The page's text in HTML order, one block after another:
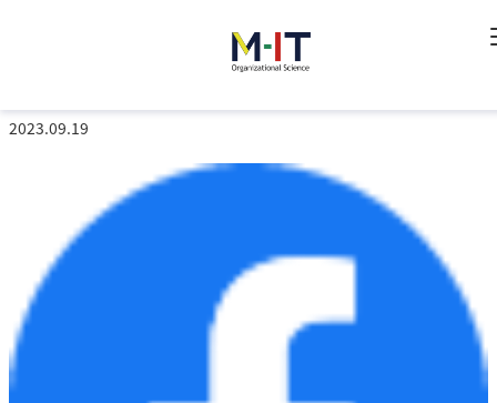
> 人間志向の強い組織づくりでチーム力を上げる ～
2023.09.19